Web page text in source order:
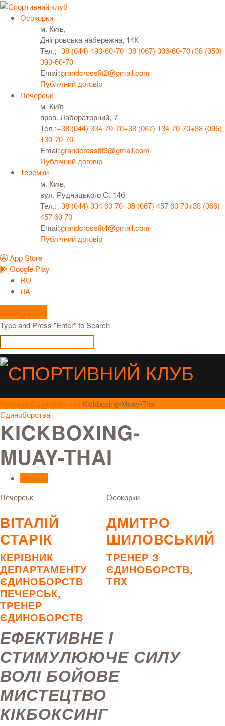
Осокорки
м. Київ,
Дніпровська набережна, 14К
Тел.:+38 (044) 490-60-70+38 (067) 006-60-70+38 (050)
390-60-70
Email:grandcrossfit2@gmail.com
Публічний договір
Печерськ
м. Київ
пров. Лабораторний, 7
Тел.:+38 (044) 334-70-70+38 (067) 134-70-70+38 (095)
130-70-70
Email:grandcrossfit3@gmail.com
Публічний договір
Теремки
м. Київ,
вул. Рудницького С. 14б
Тел.:+38 (044) 334 60 70+38 (067) 457 60 70+38 (066)
457 60 70
Email:grandcrossfit4@gmail.com
Публічний договір
App Store
Google Play
RU
UA
Navigation
Type and Press "Enter" to Search
Головна Єдиноборства Kickboxing-Muay-Thai
Єдиноборства
KICKBOXING-
MUAY-THAI
Тренери
Печерськ
ВІТАЛІЙ
СТАРІК
КЕРІВНИК
ДЕПАРТАМЕНТУ
ЄДИНОБОРСТВ
ПЕЧЕРСЬК,
ТРЕНЕР
ЄДИНОБОРСТВ
Осокорки
ДМИТРО
ШИЛОВСЬКИЙ
ТРЕНЕР З
ЄДИНОБОРСТВ,
TRX
ЕФЕКТИВНЕ І
СТИМУЛЮЮЧЕ СИЛУ
ВОЛІ БОЙОВЕ
МИСТЕЦТВО
КІКБОКСИНГ